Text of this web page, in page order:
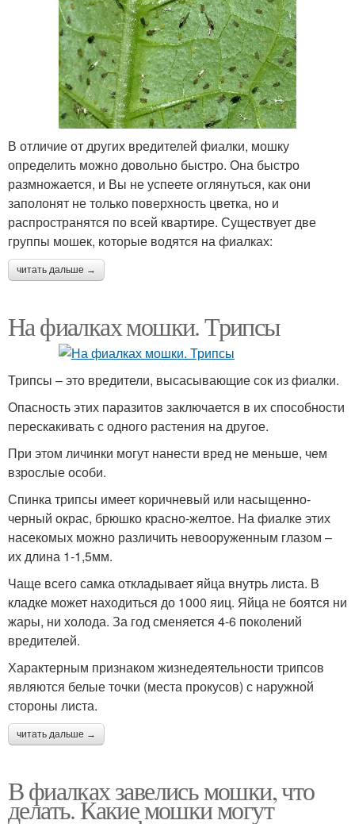
В отличие от других вредителей фиалки, мошку
определить можно довольно быстро. Она быстро
размножается, и Вы не успеете оглянуться, как они
заполонят не только поверхность цветка, но и
распространятся по всей квартире. Существует две
группы мошек, которые водятся на фиалках:
читать дальше →
На фиалках мошки. Трипсы
Трипсы – это вредители, высасывающие сок из фиалки.
Опасность этих паразитов заключается в их способности
перескакивать с одного растения на другое.
При этом личинки могут нанести вред не меньше, чем
взрослые особи.
Спинка трипсы имеет коричневый или насыщенно-
черный окрас, брюшко красно-желтое. На фиалке этих
насекомых можно различить невооруженным глазом –
их длина 1-1,5мм.
Чаще всего самка откладывает яйца внутрь листа. В
кладке может находиться до 1000 яиц. Яйца не боятся ни
жары, ни холода. За год сменяется 4-6 поколений
вредителей.
Характерным признаком жизнедеятельности трипсов
являются белые точки (места прокусов) с наружной
стороны листа.
читать дальше →
В фиалках завелись мошки, что
делать. Какие мошки могут